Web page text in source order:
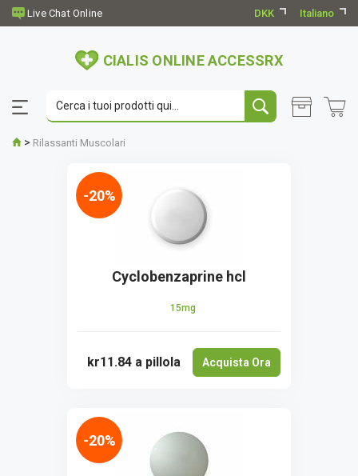
DKK Italiano
CIALIS ONLINE ACCESSRX
> Rilassanti Muscolari
Cyclobenzaprine hcl
15mg
kr11.84 a pillola Acquista Ora
-20%
-20%